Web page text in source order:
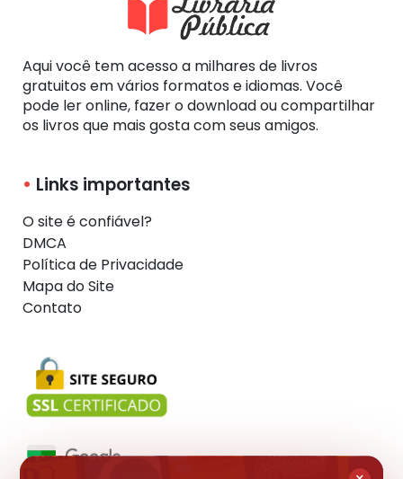
Aqui você tem acesso a milhares de livros
gratuitos em vários formatos e idiomas. Você
pode ler online, fazer o download ou compartilhar
os livros que mais gosta com seus amigos.
Links importantes
O site é confiável?
DMCA
Política de Privacidade
Mapa do Site
Contato